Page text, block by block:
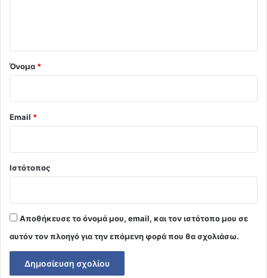
Όνομα *
Email *
Ιστότοπος
Αποθήκευσε το όνομά μου, email, και τον ιστότοπο μου σε
αυτόν τον πλοηγό για την επόμενη φορά που θα σχολιάσω.